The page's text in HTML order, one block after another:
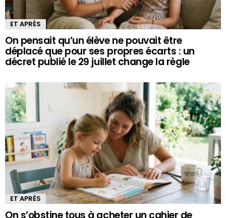
ET APRÈS
On pensait qu’un élève ne pouvait être
déplacé que pour ses propres écarts : un
décret publié le 29 juillet change la règle
ET APRÈS